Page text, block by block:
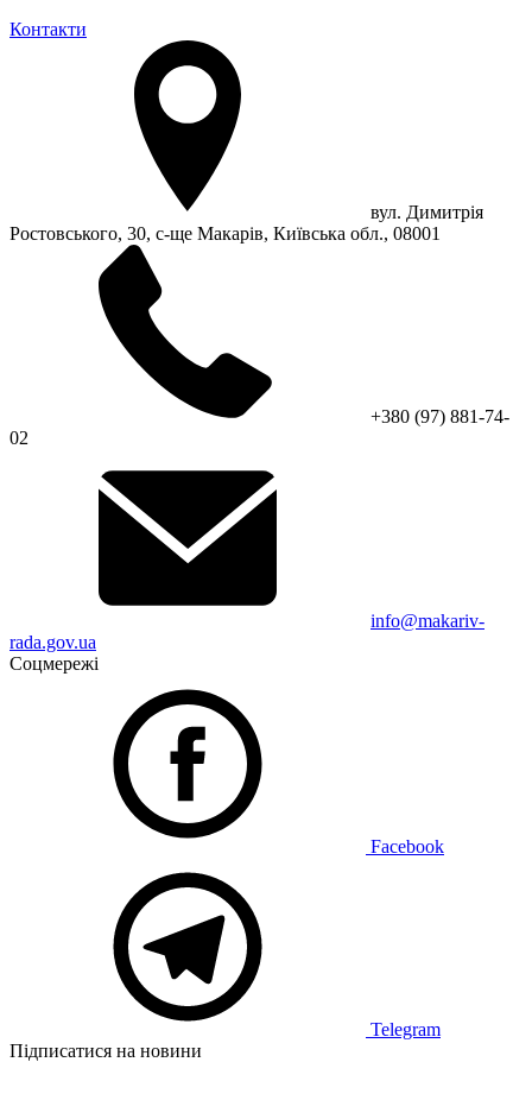
Контакти
вул. Димитрія
Ростовського, 30, с-ще Макарів, Київська обл., 08001
+380 (97) 881-74-
02
info@makariv-
rada.gov.ua
Соцмережі
Facebook
Telegram
Підписатися на новини